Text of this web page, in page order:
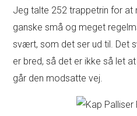
Jeg talte 252 trappetrin for at
ganske små og meget
svært, som det ser ud til. Det
er bred, så det er ikke så let
går den modsatte vej.